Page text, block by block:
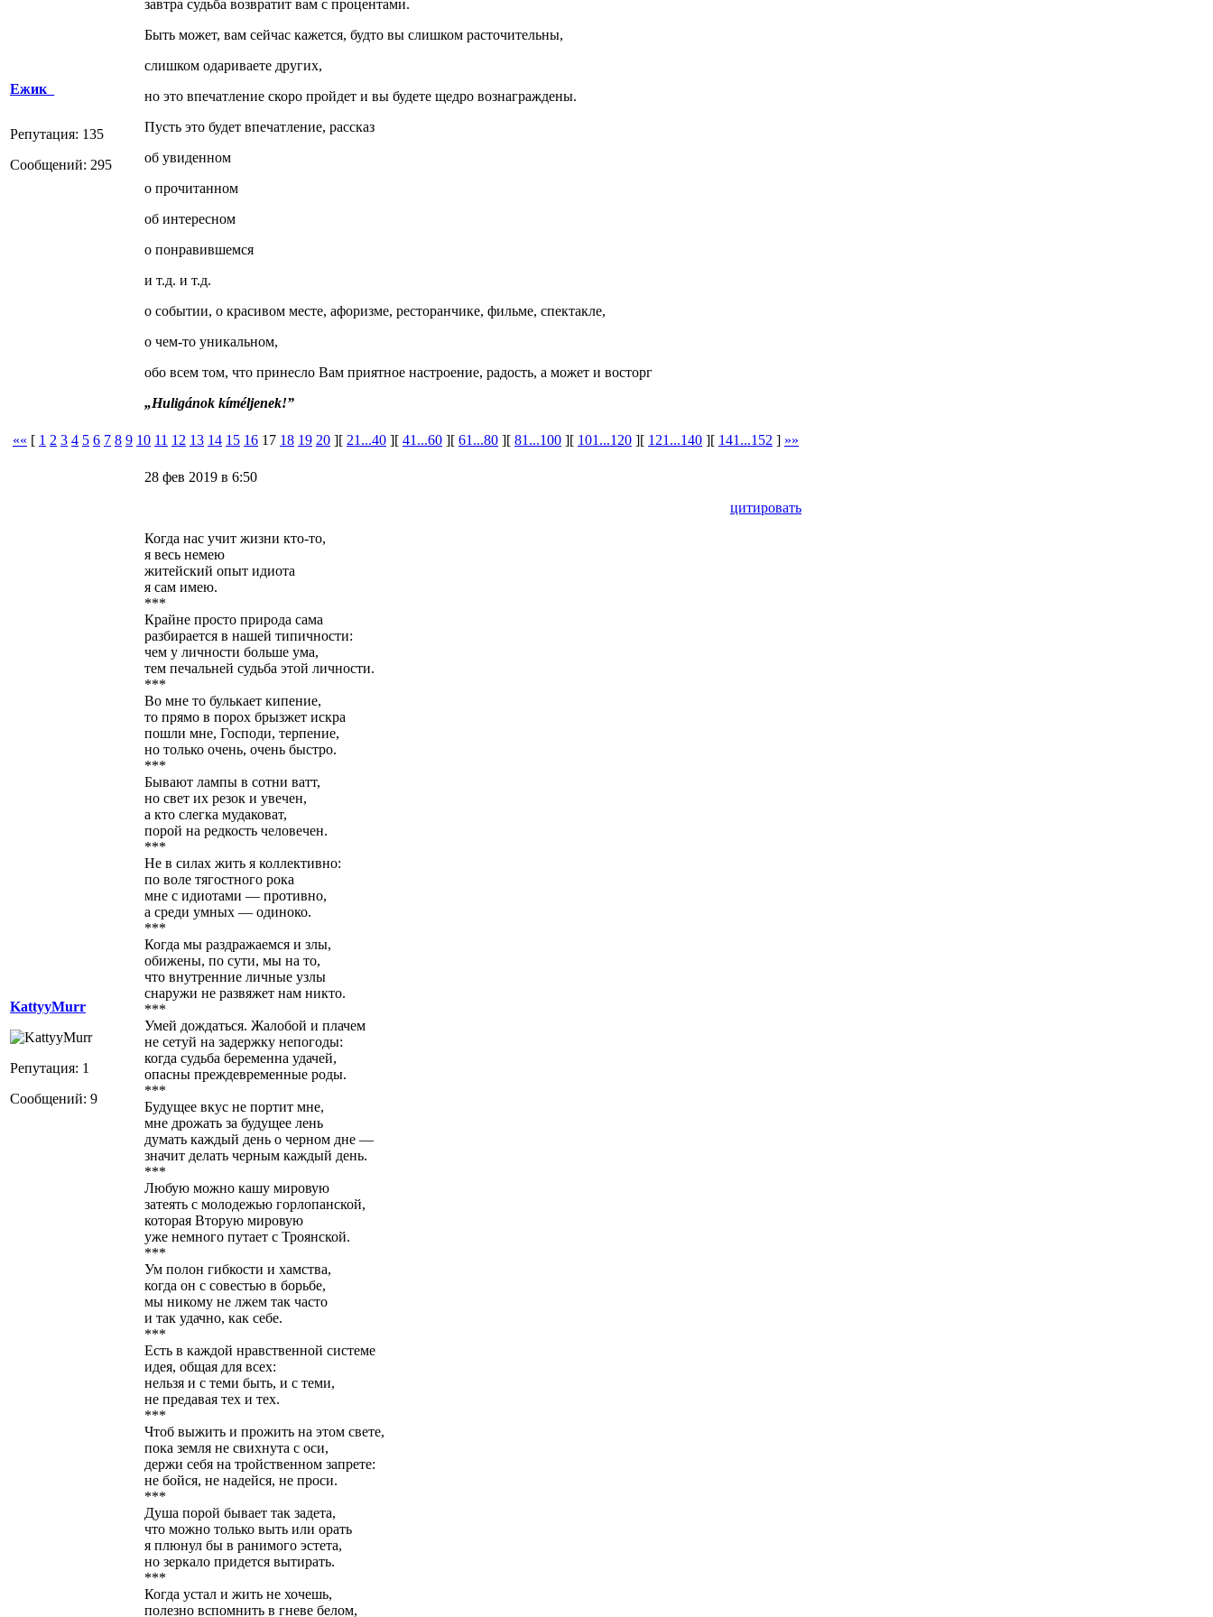
Ежик_
Репутация: 135
Сообщений: 295
завтра судьба возвратит вам с процентами.
Быть может, вам сейчас кажется, будто вы слишком расточительны,
слишком одариваете других,
но это впечатление скоро пройдет и вы будете щедро вознаграждены.
Пусть это будет впечатление, рассказ
об увиденном
о прочитанном
об интересном
о понравившемся
и т.д. и т.д.
о событии, о красивом месте, афоризме, ресторанчике, фильме, спектакле,
о чем-то уникальном,
обо всем том, что принесло Вам приятное настроение, радость, а может и восторг
„Huligánok kíméljenek!”
«« [ 1 2 3 4 5 6 7 8 9 10 11 12 13 14 15 16 17 18 19 20 ][ 21...40 ][ 41...60 ][ 61...80 ][ 81...100 ][ 101...120 ][ 121...140 ][ 141...152 ] »»
KattyyMurr
Репутация: 1
Сообщений: 9
28 фев 2019 в 6:50
цитировать
Когда нас учит жизни кто-то,
я весь немею
житейский опыт идиота
я сам имею.
***
Крайне просто природа сама
разбирается в нашей типичности:
чем у личности больше ума,
тем печальней судьба этой личности.
***
Во мне то булькает кипение,
то прямо в порох брызжет искра
пошли мне, Господи, терпение,
но только очень, очень быстро.
***
Бывают лампы в сотни ватт,
но свет их резок и увечен,
а кто слегка мудаковат,
порой на редкость человечен.
***
Не в силах жить я коллективно:
по воле тягостного рока
мне с идиотами — противно,
а среди умных — одиноко.
***
Когда мы раздражаемся и злы,
обижены, по сути, мы на то,
что внутренние личные узлы
снаружи не развяжет нам никто.
***
Умей дождаться. Жалобой и плачем
не сетуй на задержку непогоды:
когда судьба беременна удачей,
опасны преждевременные роды.
***
Будущее вкус не портит мне,
мне дрожать за будущее лень
думать каждый день о черном дне —
значит делать черным каждый день.
***
Любую можно кашу мировую
затеять с молодежью горлопанской,
которая Вторую мировую
уже немного путает с Троянской.
***
Ум полон гибкости и хамства,
когда он с совестью в борьбе,
мы никому не лжем так часто
и так удачно, как себе.
***
Есть в каждой нравственной системе
идея, общая для всех:
нельзя и с теми быть, и с теми,
не предавая тех и тех.
***
Чтоб выжить и прожить на этом свете,
пока земля не свихнута с оси,
держи себя на тройственном запрете:
не бойся, не надейся, не проси.
***
Душа порой бывает так задета,
что можно только выть или орать
я плюнул бы в ранимого эстета,
но зеркало придется вытирать.
***
Когда устал и жить не хочешь,
полезно вспомнить в гневе белом,